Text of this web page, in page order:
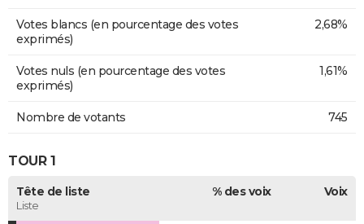
Votes blancs (en pourcentage des votes
exprimés)
2,68%
Votes nuls (en pourcentage des votes
exprimés)
1,61%
Nombre de votants 745
TOUR 1
Tête de liste
Liste
% des voix Voix